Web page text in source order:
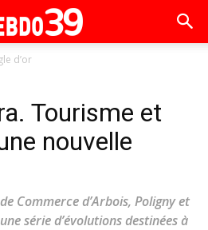
d’or
Tourisme et
nouvelle
Commerce d’Arbois, Poligny et
série d’évolutions destinées à